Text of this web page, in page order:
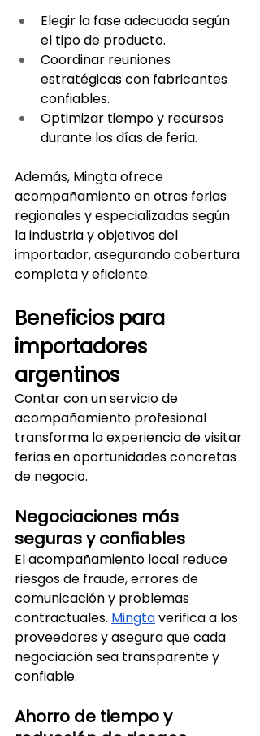
Elegir la fase adecuada según
el tipo de producto.
Coordinar reuniones
estratégicas con fabricantes
confiables.
Optimizar tiempo y recursos
durante los días de feria.
Además, Mingta ofrece
acompañamiento en otras ferias
regionales y especializadas según
la industria y objetivos del
importador, asegurando cobertura
completa y eficiente.
Beneficios para
importadores
argentinos
Contar con un servicio de
acompañamiento profesional
transforma la experiencia de visitar
ferias en oportunidades concretas
de negocio.
Negociaciones más
seguras y confiables
El acompañamiento local reduce
riesgos de fraude, errores de
comunicación y problemas
contractuales. Mingta verifica a los
proveedores y asegura que cada
negociación sea transparente y
confiable.
Ahorro de tiempo y